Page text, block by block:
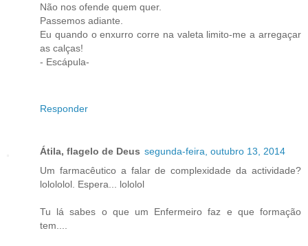
Não nos ofende quem quer.
Passemos adiante.
Eu quando o enxurro corre na valeta limito-me a arregaçar
as calças!
- Escápula-
Responder
Átila, flagelo de Deus segunda-feira, outubro 13, 2014
Um farmacêutico a falar de complexidade da actividade?
lolololol. Espera... lololol
Tu lá sabes o que um Enfermeiro faz e que formação
tem....